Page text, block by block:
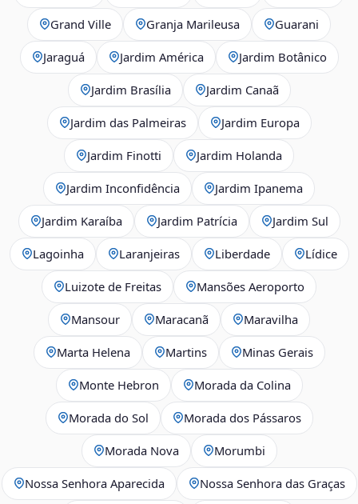
Grand Ville Granja Marileusa Guarani
Jaraguá Jardim América Jardim Botânico
Jardim Brasília Jardim Canaã
Jardim das Palmeiras Jardim Europa
Jardim Finotti Jardim Holanda
Jardim Inconfidência Jardim Ipanema
Jardim Karaíba Jardim Patrícia Jardim Sul
Lagoinha Laranjeiras Liberdade Lídice
Luizote de Freitas Mansões Aeroporto
Mansour Maracanã Maravilha
Marta Helena Martins Minas Gerais
Monte Hebron Morada da Colina
Morada do Sol Morada dos Pássaros
Morada Nova Morumbi
Nossa Senhora Aparecida Nossa Senhora das Graças